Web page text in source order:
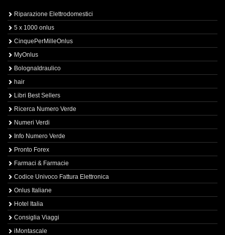
Riparazione Elettrodomestici
5 x 1000 onlus
CinquePerMilleOnlus
MyOnlus
BolognaIdraulico
hair
Libri Best Sellers
Ricerca Numero Verde
Numeri Verdi
Info Numero Verde
Pronto Forex
Farmaci & Farmacie
Codice Univoco Fattura Elettronica
Onlus Italiane
Hotel Italia
Consiglia Viaggi
iMontascale